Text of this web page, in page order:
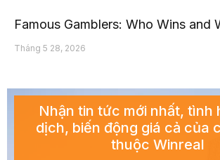
Famous Gamblers: Who Wins and
Tháng 5 28, 2026
Nhận tin tức mới nhất, tình
dịch, biến động giá cả của
thuộc Winreal